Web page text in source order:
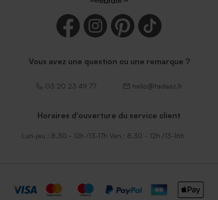
Vous avez une question ou une remarque ?
03 20 23 49 77 hello@tadaaz.fr
Horaires d'ouverture du service client
Lun-jeu : 8.30 - 12h /13-17h Ven : 8.30 - 12h /13-16h